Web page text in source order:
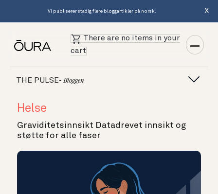
Vi publiserer stadig flere bloggartikler på norsk. X
There are no items in your
cart
THE PULSE- Bloggen
Helse
Graviditetsinnsikt Datadrevet innsikt og
støtte for alle faser